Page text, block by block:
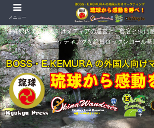
沖縄県内で外国人向けメディアの運営と、顧客と供に
ーケティングを絶賛ロックンロール驀
メニュー